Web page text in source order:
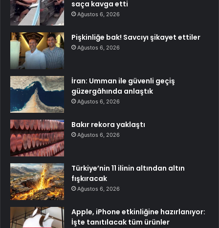
saça kavga etti
Ağustos 6, 2026
Pişkinliğe bak! Savcıyı şikayet ettiler
Ağustos 6, 2026
İran: Umman ile güvenli geçiş
güzergâhında anlaştık
Ağustos 6, 2026
Bakır rekora yaklaştı
Ağustos 6, 2026
Türkiye’nin 11 ilinin altından altın
fışkıracak
Ağustos 6, 2026
Apple, iPhone etkinliğine hazırlanıyor:
İşte tanıtılacak tüm ürünler